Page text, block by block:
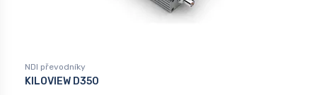
NDI převodníky
KILOVIEW D350